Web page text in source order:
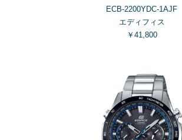
ECB-2200YDC-1AJF
エディフィス
￥41,800